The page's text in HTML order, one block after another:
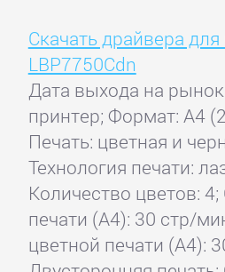
Скачать драйвера для
LBP7750Cdn
Дата выхода на
принтер; Формат: A4
Печать: цветная и
Технология печати:
Количество цветов:
печати (А4): 30 стр/
цветной печати (А4):